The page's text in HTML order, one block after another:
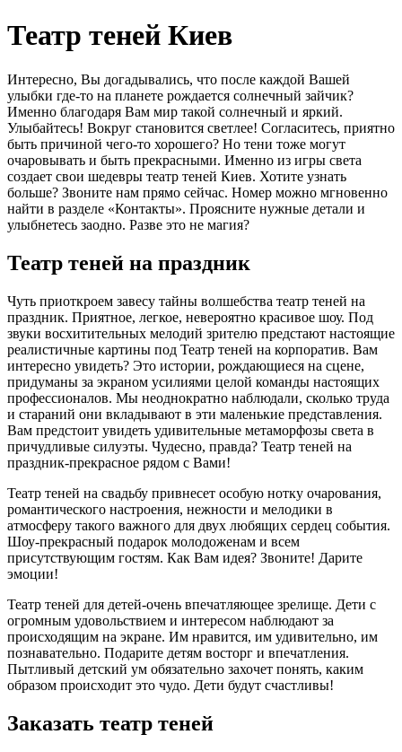
Театр теней Киев
Интересно, Вы догадывались, что после каждой Вашей
улыбки где-то на планете рождается солнечный зайчик?
Именно благодаря Вам мир такой солнечный и яркий.
Улыбайтесь! Вокруг становится светлее! Согласитесь, приятно
быть причиной чего-то хорошего? Но тени тоже могут
очаровывать и быть прекрасными. Именно из игры света
создает свои шедевры театр теней Киев. Хотите узнать
больше? Звоните нам прямо сейчас. Номер можно мгновенно
найти в разделе «Контакты». Проясните нужные детали и
улыбнетесь заодно. Разве это не магия?
Театр теней на праздник
Чуть приоткроем завесу тайны волшебства театр теней на
праздник. Приятное, легкое, невероятно красивое шоу. Под
звуки восхитительных мелодий зрителю предстают настоящие
реалистичные картины под Театр теней на корпоратив. Вам
интересно увидеть? Это истории, рождающиеся на сцене,
придуманы за экраном усилиями целой команды настоящих
профессионалов. Мы неоднократно наблюдали, сколько труда
и стараний они вкладывают в эти маленькие представления.
Вам предстоит увидеть удивительные метаморфозы света в
причудливые силуэты. Чудесно, правда? Театр теней на
праздник-прекрасное рядом с Вами!
Театр теней на свадьбу привнесет особую нотку очарования,
романтического настроения, нежности и мелодики в
атмосферу такого важного для двух любящих сердец события.
Шоу-прекрасный подарок молодоженам и всем
присутствующим гостям. Как Вам идея? Звоните! Дарите
эмоции!
Театр теней для детей-очень впечатляющее зрелище. Дети с
огромным удовольствием и интересом наблюдают за
происходящим на экране. Им нравится, им удивительно, им
познавательно. Подарите детям восторг и впечатления.
Пытливый детский ум обязательно захочет понять, каким
образом происходит это чудо. Дети будут счастливы!
Заказать театр теней